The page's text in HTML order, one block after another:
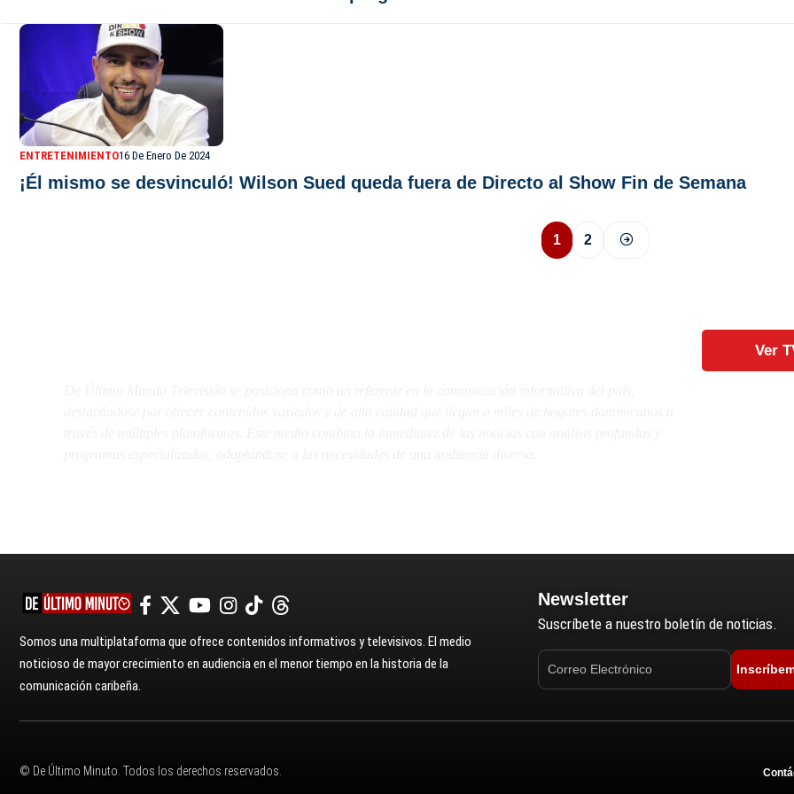
ENTRETENIMIENTO16 De Enero De 2024
¡Él mismo se desvinculó! Wilson Sued queda fuera de Directo al Show Fin de Semana
1 2
Ver
Somos una multiplataforma que ofrece contenidos informativos y televisivos. El medio
noticioso de mayor crecimiento en audiencia en el menor tiempo en la historia de la
comunicación caribeña.
Newsletter
Suscríbete a nuestro boletín de noticias.
© De Último Minuto. Todos los derechos reservados.